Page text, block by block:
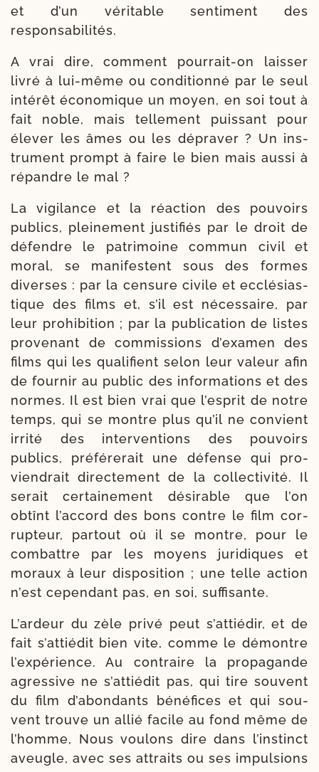
et d’un véri­table sen­ti­ment des
responsabilités.
A vrai dire, com­ment pourrait-​on lais­ser
livré à lui-​même ou condi­tion­né par le seul
inté­rêt éco­no­mique un moyen, en soi tout à
fait noble, mais tel­le­ment puis­sant pour
éle­ver les âmes ou les dépra­ver ? Un ins­
tru­ment prompt à faire le bien mais aus­si à
répandre le mal ?
La vigi­lance et la réac­tion des pou­voirs
publics, plei­ne­ment jus­ti­fiés par le droit de
défendre le patri­moine com­mun civil et
moral, se mani­festent sous des formes
diverses : par la cen­sure civile et ecclé­sias­
tique des films et, s’il est néces­saire, par
leur pro­hi­bi­tion ; par la publi­ca­tion de listes
pro­ve­nant de com­mis­sions d’exa­men des
films qui les qua­li­fient selon leur valeur afin
de four­nir au public des infor­ma­tions et des
normes. Il est bien vrai que l’es­prit de notre
temps, qui se montre plus qu’il ne convient
irri­té des inter­ven­tions des pou­voirs
publics, pré­fé­re­rait une défense qui pro­
vien­drait direc­te­ment de la col­lec­ti­vi­té. Il
serait cer­tai­ne­ment dési­rable que l’on
obtînt l’ac­cord des bons contre le film cor­
rup­teur, par­tout où il se montre, pour le
com­battre par les moyens juri­diques et
moraux à leur dis­po­si­tion ; une telle action
n’est cepen­dant pas, en soi, suffisante.
L’ardeur du zèle pri­vé peut s’at­tié­dir, et de
fait s’at­tié­dit bien vite, comme le démontre
l’ex­pé­rience. Au contraire la pro­pa­gande
agres­sive ne s’at­tié­dit pas, qui tire sou­vent
du film d’a­bon­dants béné­fices et qui sou­
vent trouve un allié facile au fond même de
l’homme, Nous vou­lons dire dans l’ins­tinct
aveugle, avec ses attraits ou ses impul­sions